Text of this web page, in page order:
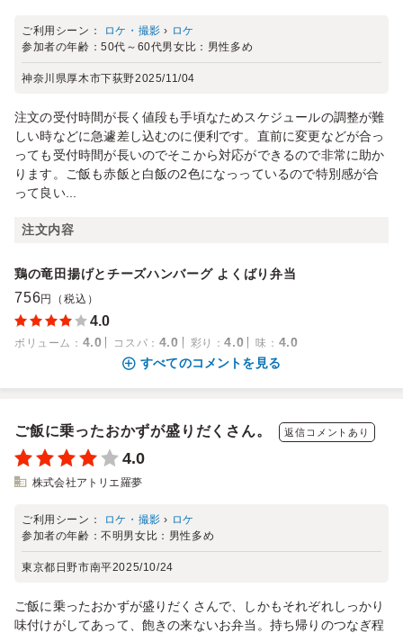
ご利用シーン： ロケ・撮影 › ロケ
参加者の年齢：50代～60代男女比： 男性多め
神奈川県厚木市下荻野2025/11/04
注文の受付時間が長く値段も手頃なためスケジュールの調整が難
しい時などに急遽差し込むのに便利です。直前に変更などが合っ
っても受付時間が長いのでそこから対応ができるので非常に助か
ります。ご飯も赤飯と白飯の2色になっっているので特別感が合
って良い...
注文内容
鶏の竜田揚げとチーズハンバーグ よくばり弁当
756円（税込）
4.0
ボリューム ： 4.0 コスパ ： 4.0 彩り ：4.0 味 ： 4.0
すべてのコメントを見る
ご飯に乗ったおかずが盛りだくさん。 返信コメントあり
4.0
株式会社アトリエ羅夢
ご利用シーン： ロケ・撮影 › ロケ
参加者の年齢：不明 男女比： 男性多め
東京都日野市南平2025/10/24
ご飯に乗ったおかずが盛りだくさんで、しかもそれぞれしっかり
味付けがしてあって、飽きの来ないお弁当。持ち帰りのつなぎ程